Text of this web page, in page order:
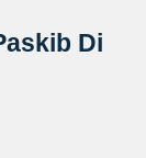
Di